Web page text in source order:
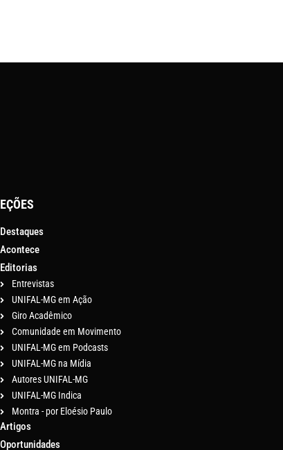
Destaques
Acontece
Editorias
Entrevistas
UNIFAL-MG em Ação
Giro Acadêmico
Comunidade em Movimento
UNIFAL-MG em Podcasts
UNIFAL-MG na Mídia
Autores UNIFAL-MG
UNIFAL-MG Indica
Montra - por Eloésio Paulo
Artigos
Oportunidades